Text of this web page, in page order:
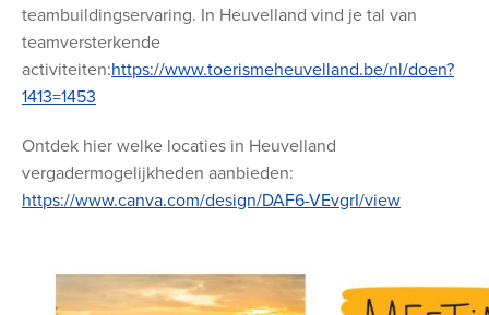
teambuildingservaring. In Heuvelland vind je tal van
teamversterkende
activiteiten:https://www.toerismeheuvelland.be/nl/doen?
1413=1453
Ontdek hier welke locaties in Heuvelland
vergadermogelijkheden aanbieden:
https://www.canva.com/design/DAF6-VEvgrI/view